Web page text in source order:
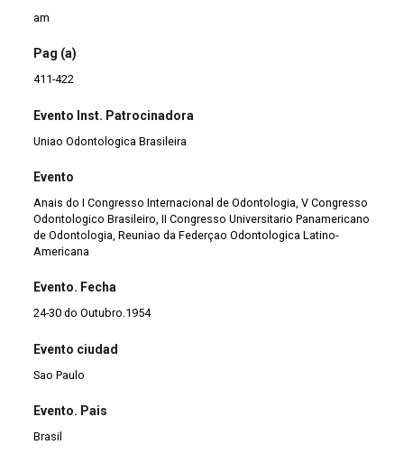
am
Pag (a)
411-422
Evento Inst. Patrocinadora
Uniao Odontologica Brasileira
Evento
Anais do I Congresso Internacional de Odontologia, V Congresso
Odontologico Brasileiro, II Congresso Universitario Panamericano
de Odontologia, Reuniao da Federçao Odontologica Latino-
Americana
Evento. Fecha
24-30 do Outubro.1954
Evento ciudad
Sao Paulo
Evento. Pais
Brasil